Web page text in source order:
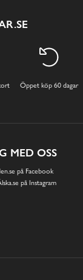
Öppet köp 60 dagar
MED OSS
på Facebook
på Instagram